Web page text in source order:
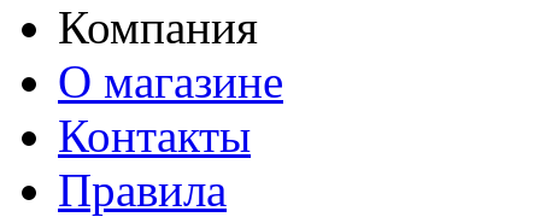
Компания
О магазине
Контакты
Правила